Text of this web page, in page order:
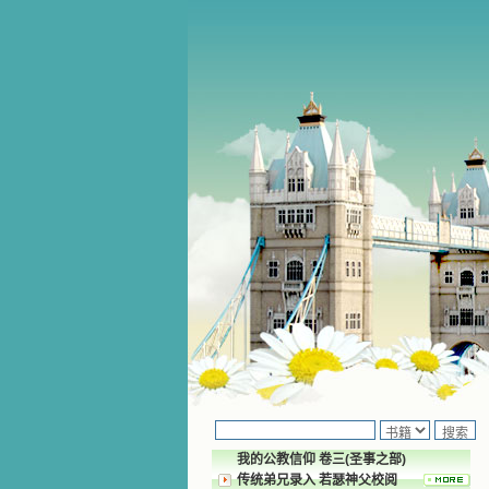
我的公教信仰 卷三(圣事之部)
传统弟兄录入 若瑟神父校阅